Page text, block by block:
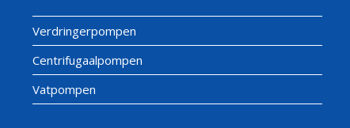
Verdringerpompen
Centrifugaalpompen
Vatpompen